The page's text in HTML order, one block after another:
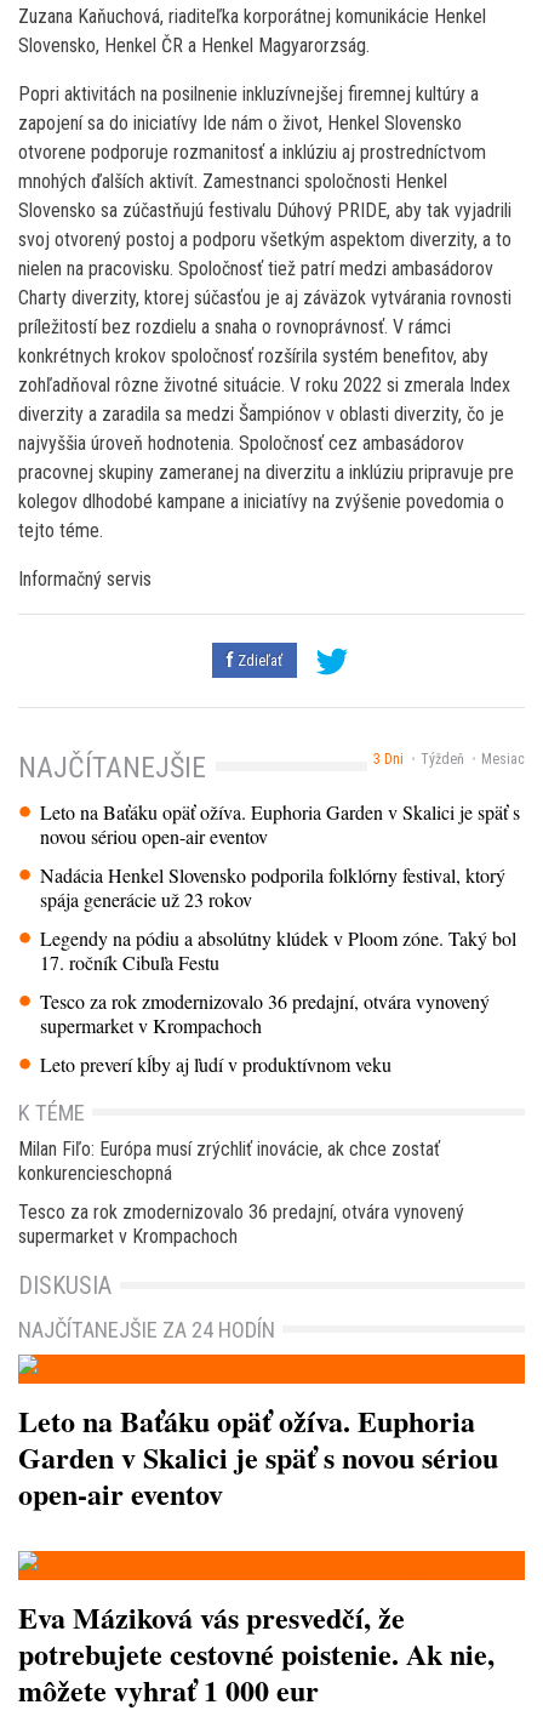
Zuzana Kaňuchová, riaditeľka korporátnej komunikácie Henkel
Slovensko, Henkel ČR a Henkel Magyarorzság.
Popri aktivitách na posilnenie inkluzívnejšej firemnej kultúry a
zapojení sa do iniciatívy Ide nám o život, Henkel Slovensko
otvorene podporuje rozmanitosť a inklúziu aj prostredníctvom
mnohých ďalších aktivít. Zamestnanci spoločnosti Henkel
Slovensko sa zúčastňujú festivalu Dúhový PRIDE, aby tak vyjadrili
svoj otvorený postoj a podporu všetkým aspektom diverzity, a to
nielen na pracovisku. Spoločnosť tiež patrí medzi ambasádorov
Charty diverzity, ktorej súčasťou je aj záväzok vytvárania rovnosti
príležitostí bez rozdielu a snaha o rovnoprávnosť. V rámci
konkrétnych krokov spoločnosť rozšírila systém benefitov, aby
zohľadňoval rôzne životné situácie. V roku 2022 si zmerala Index
diverzity a zaradila sa medzi Šampiónov v oblasti diverzity, čo je
najvyššia úroveň hodnotenia. Spoločnosť cez ambasádorov
pracovnej skupiny zameranej na diverzitu a inklúziu pripravuje pre
kolegov dlhodobé kampane a iniciatívy na zvýšenie povedomia o
tejto téme.
Informačný servis
Zdieľať
3 Dni Týždeň Mesiac
NAJČÍTANEJŠIE
Leto na Baťáku opäť ožíva. Euphoria Garden v Skalici je späť s
novou sériou open-air eventov
Nadácia Henkel Slovensko podporila folklórny festival, ktorý
spája generácie už 23 rokov
Legendy na pódiu a absolútny klúdek v Ploom zóne. Taký bol
17. ročník Cibuľa Festu
Tesco za rok zmodernizovalo 36 predajní, otvára vynovený
supermarket v Krompachoch
Leto preverí kĺby aj ľudí v produktívnom veku
K TÉME
Milan Fiľo: Európa musí zrýchliť inovácie, ak chce zostať
konkurencieschopná
Tesco za rok zmodernizovalo 36 predajní, otvára vynovený
supermarket v Krompachoch
DISKUSIA
NAJČÍTANEJŠIE ZA 24 HODÍN
Leto na Baťáku opäť ožíva. Euphoria
Garden v Skalici je späť s novou sériou
open-air eventov
Eva Máziková vás presvedčí, že
potrebujete cestovné poistenie. Ak nie,
môžete vyhrať 1 000 eur